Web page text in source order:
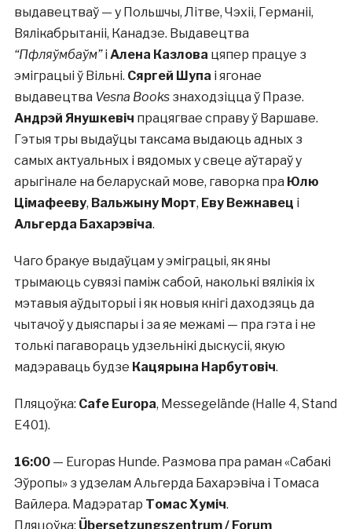
выдавецтваў — у Польшчы, Літве, Чэхіі, Германіі,
Вялікабрытаніі, Канадзе. Выдавецтва
“Пфляўмбаўм”і Алена Казлова цяпер працуе з
эміграцыі ў Вільні. Сяргей Шупа і ягонае
выдавецтва Vesna Booksзнаходзіцца ў Празе.
Андрэй Янушкевіч працягвае справу ў Варшаве.
Гэтыя тры выдаўцы таксама выдаюць адных з
самых актуальных і вядомых у свеце аўтараў у
арыгінале на беларускай мове, гаворка пра Юлю
Цімафееву, Вальжыну Морт, Еву Вежнавец і
Альгерда Бахарэвіча.
Чаго бракуе выдаўцам у эміграцыі, як яны
трымаюць сувязі паміж сабой, наколькі вялікія іх
мэтавыя аўдыторыі і як новыя кнігі даходзяць да
чытачоў у дыяспары і за яе межамі — пра гэта і не
толькі пагавораць удзельнікі дыскусіі, якую
мадэраваць будзе Кацярына Нарбутовіч.
Пляцоўка: Cafe Europa, Messegelände (Halle 4, Stand
E401).
16:00— Europas Hunde. Размова пра раман «Сабакі
Эўропы» з удзелам Альгерда Бахарэвіча і Томаса
Вайлера. Мадэратар Томас Хуміч.
Пляцоўка: Übersetzungszentrum / Forum